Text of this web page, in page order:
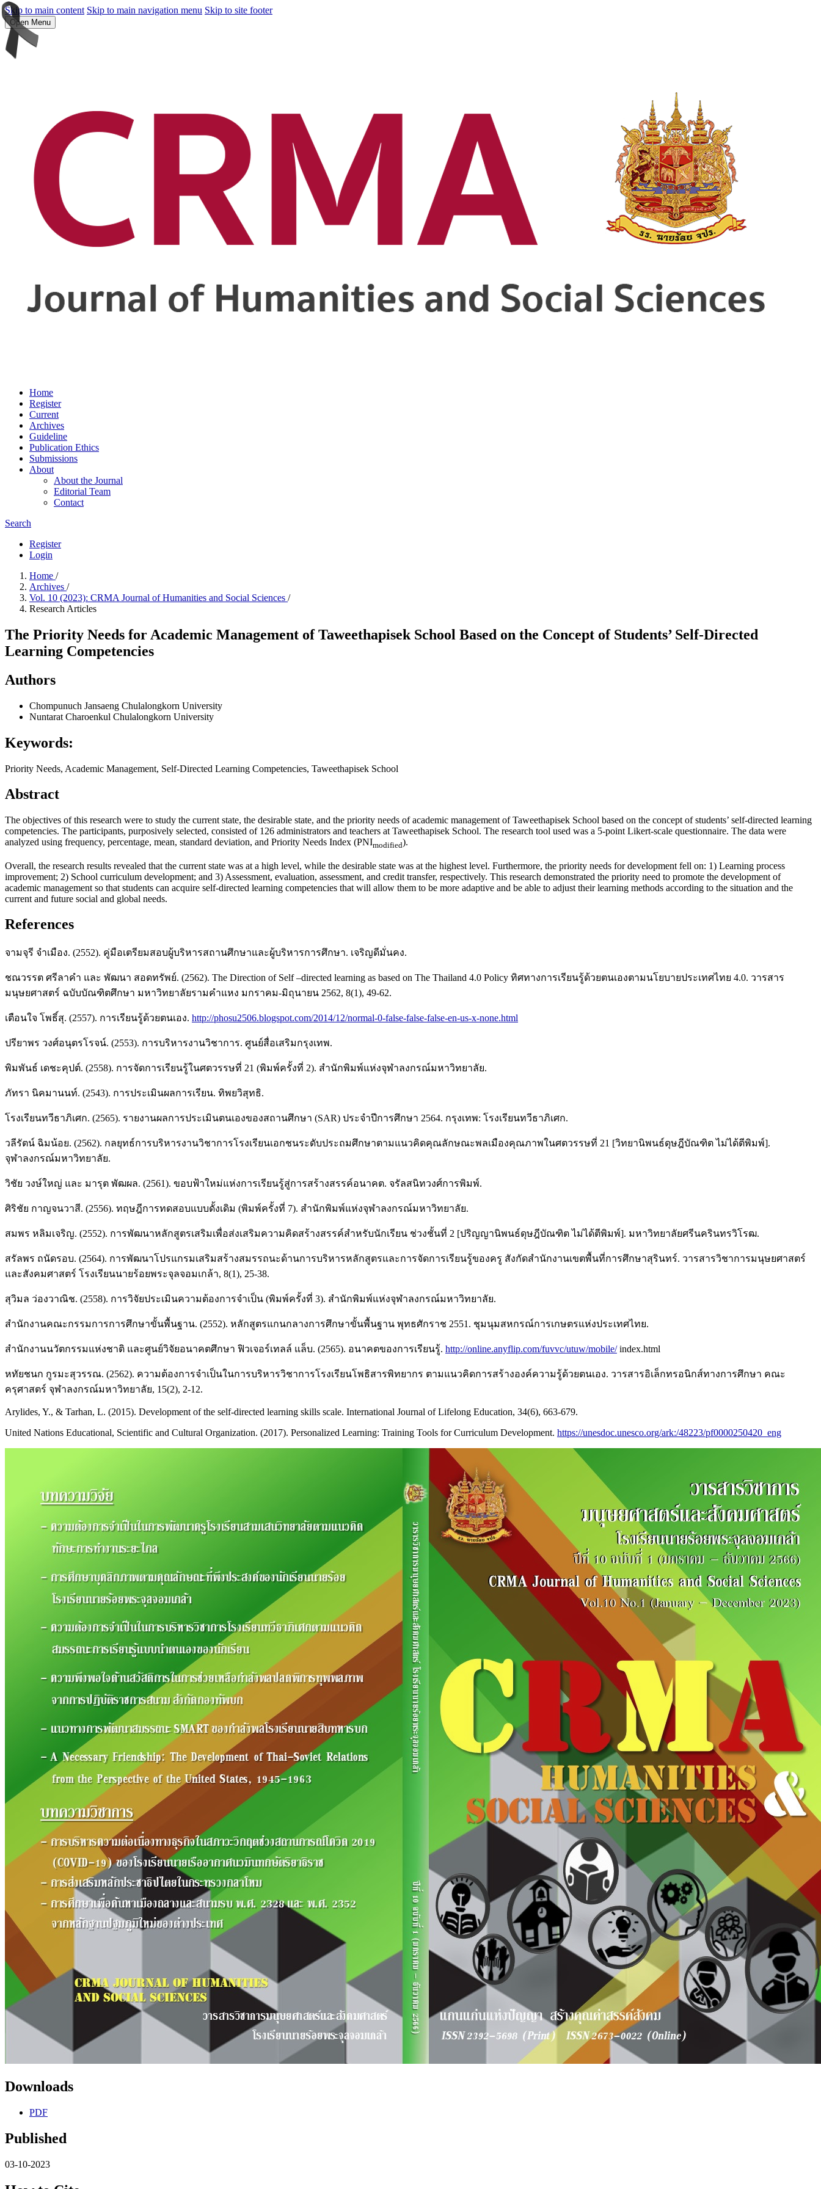
Skip to main content Skip to main navigation menu Skip to site footer
Open Menu
Home
Register
Current
Archives
Guideline
Publication Ethics
Submissions
About
About the Journal
Editorial Team
Contact
Search
Register
Login
Home /
Archives /
Vol. 10 (2023): CRMA Journal of Humanities and Social Sciences /
Research Articles
The Priority Needs for Academic Management of Taweethapisek School Based on the Concept of Students’ Self-Directed
Learning Competencies
Authors
Chompunuch Jansaeng Chulalongkorn University
Nuntarat Charoenkul Chulalongkorn University
Keywords:
Priority Needs, Academic Management, Self-Directed Learning Competencies, Taweethapisek School
Abstract
The objectives of this research were to study the current state, the desirable state, and the priority needs of academic management of Taweethapisek School based on the concept of students’ self-directed learning
competencies. The participants, purposively selected, consisted of 126 administrators and teachers at Taweethapisek School. The research tool used was a 5-point Likert-scale questionnaire. The data were
analyzed using frequency, percentage, mean, standard deviation, and Priority Needs Index (PNImodified).
Overall, the research results revealed that the current state was at a high level, while the desirable state was at the highest level. Furthermore, the priority needs for development fell on: 1) Learning process
improvement; 2) School curriculum development; and 3) Assessment, evaluation, assessment, and credit transfer, respectively. This research demonstrated the priority need to promote the development of
academic management so that students can acquire self-directed learning competencies that will allow them to be more adaptive and be able to adjust their learning methods according to the situation and the
current and future social and global needs.
References
จามจุรี จำเมือง. (2552). คู่มือเตรียมสอบผู้บริหารสถานศึกษาและผู้บริหารการศึกษา. เจริญดีมั่นคง.
ชณวรรต ศรีลาคำ และ พัฒนา สอดทรัพย์. (2562). The Direction of Self –directed learning as based on The Thailand 4.0 Policy ทิศทางการเรียนรู้ด้วยตนเองตามนโยบายประเทศไทย 4.0. วารสาร
มนุษยศาสตร์ ฉบับบัณฑิตศึกษา มหาวิทยาลัยรามคำแหง มกราคม-มิถุนายน 2562, 8(1), 49-62.
เตือนใจ โพธิ์สุ. (2557). การเรียนรู้ด้วยตนเอง. http://phosu2506.blogspot.com/2014/12/normal-0-false-false-false-en-us-x-none.html
ปรียาพร วงศ์อนุตรโรจน์. (2553). การบริหารงานวิชาการ. ศูนย์สื่อเสริมกรุงเทพ.
พิมพันธ์ เดชะคุปต์. (2558). การจัดการเรียนรู้ในศตวรรษที่ 21 (พิมพ์ครั้งที่ 2). สำนักพิมพ์แห่งจุฬาลงกรณ์มหาวิทยาลัย.
ภัทรา นิคมานนท์. (2543). การประเมินผลการเรียน. ทิพยวิสุทธิ.
โรงเรียนทวีธาภิเศก. (2565). รายงานผลการประเมินตนเองของสถานศึกษา (SAR) ประจำปีการศึกษา 2564. กรุงเทพ: โรงเรียนทวีธาภิเศก.
วลีรัตน์ ฉิมน้อย. (2562). กลยุทธ์การบริหารงานวิชาการโรงเรียนเอกชนระดับประถมศึกษาตามแนวคิดคุณลักษณะพลเมืองคุณภาพในศตวรรษที่ 21 [วิทยานิพนธ์ดุษฎีบัณฑิต ไม่ได้ตีพิมพ์].
จุฬาลงกรณ์มหาวิทยาลัย.
วิชัย วงษ์ใหญ่ และ มารุต พัฒผล. (2561). ขอบฟ้าใหม่แห่งการเรียนรู้สู่การสร้างสรรค์อนาคต. จรัลสนิทวงศ์การพิมพ์.
ศิริชัย กาญจนวาสี. (2556). ทฤษฎีการทดสอบแบบดั้งเดิม (พิมพ์ครั้งที่ 7). สำนักพิมพ์แห่งจุฬาลงกรณ์มหาวิทยาลัย.
สมพร หลิมเจริญ. (2552). การพัฒนาหลักสูตรเสริมเพื่อส่งเสริมความคิดสร้างสรรค์สำหรับนักเรียน ช่วงชั้นที่ 2 [ปริญญานิพนธ์ดุษฎีบัณฑิต ไม่ได้ตีพิมพ์]. มหาวิทยาลัยศรีนครินทรวิโรฒ.
สรัลพร ถนัดรอบ. (2564). การพัฒนาโปรแกรมเสริมสร้างสมรรถนะด้านการบริหารหลักสูตรและการจัดการเรียนรู้ของครู สังกัดสำนักงานเขตพื้นที่การศึกษาสุรินทร์. วารสารวิชาการมนุษยศาสตร์
และสังคมศาสตร์ โรงเรียนนายร้อยพระจุลจอมเกล้า, 8(1), 25-38.
สุวิมล ว่องวาณิช. (2558). การวิจัยประเมินความต้องการจำเป็น (พิมพ์ครั้งที่ 3). สำนักพิมพ์แห่งจุฬาลงกรณ์มหาวิทยาลัย.
สำนักงานคณะกรรมการการศึกษาขั้นพื้นฐาน. (2552). หลักสูตรแกนกลางการศึกษาขั้นพื้นฐาน พุทธศักราช 2551. ชุมนุมสหกรณ์การเกษตรแห่งประเทศไทย.
สำนักงานนวัตกรรมแห่งชาติ และศูนย์วิจัยอนาคตศึกษา ฟิวเจอร์เทลล์ แล็บ. (2565). อนาคตของการเรียนรู้. http://online.anyflip.com/fuvvc/utuw/mobile/index.html
หทัยชนก กูรมะสุวรรณ. (2562). ความต้องการจำเป็นในการบริหารวิชาการโรงเรียนโพธิสารพิทยากร ตามแนวคิดการสร้างองค์ความรู้ด้วยตนเอง. วารสารอิเล็กทรอนิกส์ทางการศึกษา คณะ
ครุศาสตร์ จุฬาลงกรณ์มหาวิทยาลัย, 15(2), 2-12.
Arylides, Y., & Tarhan, L. (2015). Development of the self-directed learning skills scale. International Journal of Lifelong Education, 34(6), 663-679.
United Nations Educational, Scientific and Cultural Organization. (2017). Personalized Learning: Training Tools for Curriculum Development. https://unesdoc.unesco.org/ark:/48223/pf0000250420_eng
Downloads
PDF
Published
03-10-2023